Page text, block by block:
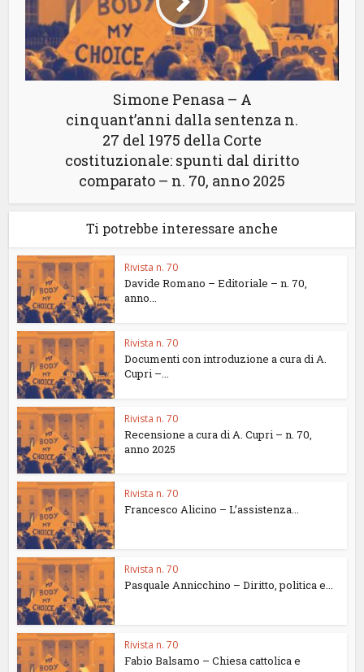
Simone Penasa – A
cinquant’anni dalla sentenza n.
27 del 1975 della Corte
costituzionale: spunti dal diritto
comparato – n. 70, anno 2025
Ti potrebbe interessare anche
Rivista n. 70
Davide Romano – Editoriale – n. 70,
anno...
Rivista n. 70
Documenti con introduzione a cura di A.
Cupri –...
Rivista n. 70
Recensione a cura di A. Cupri – n. 70,
anno 2025
Rivista n. 70
Francesco Alicino – L’assistenza...
Rivista n. 70
Pasquale Annicchino – Diritto, politica e...
Rivista n. 70
Fabio Balsamo – Chiesa cattolica e